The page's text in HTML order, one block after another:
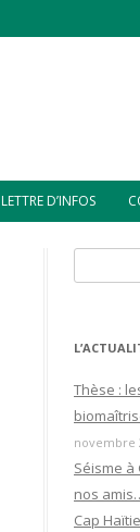
LETTRE D’INFOS
Thèse :
novembre
Séisme
nos
Cap